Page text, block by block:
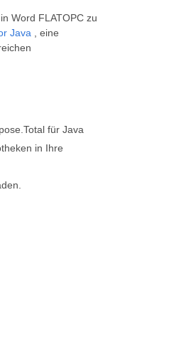
Word FLATOPC zu
Java , eine
für Java
in Ihre